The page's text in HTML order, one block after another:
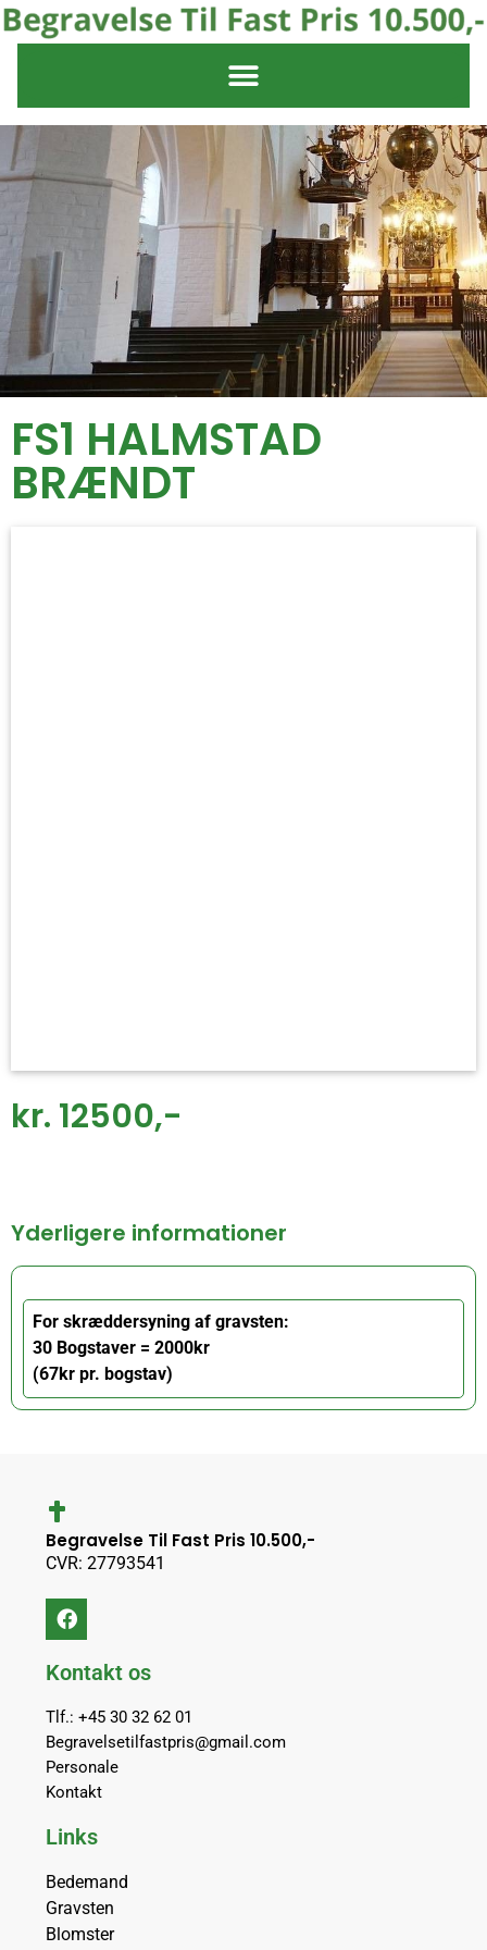
FS1 HALMSTAD
BRÆNDT
kr. 12500,-
Yderligere informationer
For skræddersyning af gravsten:
30 Bogstaver = 2000kr
(67kr pr. bogstav)
Begravelse Til Fast Pris 10.500,-
CVR: 27793541
Kontakt os
Tlf.: +45 30 32 62 01
Begravelsetilfastpris@gmail.com
Personale
Kontakt
Links
Bedemand
Gravsten
Blomster